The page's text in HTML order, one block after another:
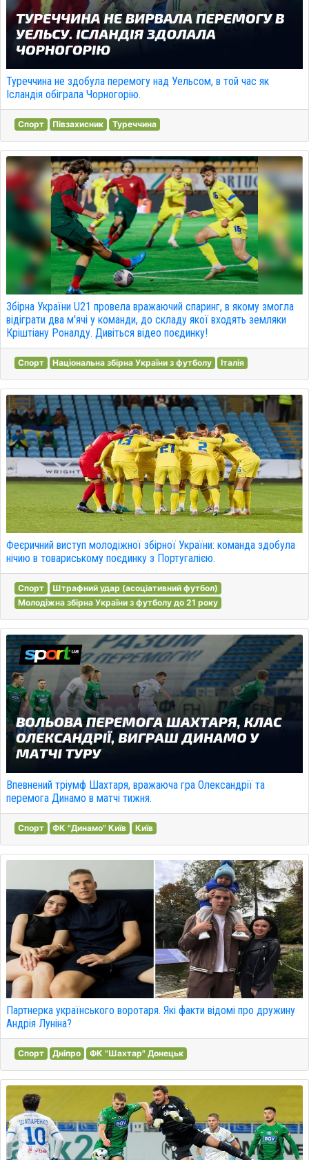
Туреччина не здобула перемогу над Уельсом, в той час як
Ісландія обіграла Чорногорію.
Спорт Півзахисник Туреччина
Збірна України U21 провела вражаючий спаринг, в якому змогла
відіграти два м'ячі у команди, до складу якої входять земляки
Кріштіану Роналду. Дивіться відео поєдинку!
Спорт Національна збірна України з футболу Італія
Феєричний виступ молодіжної збірної України: команда здобула
нічию в товариському поєдинку з Португалією.
Спорт
Штрафний удар (асоціативний футбол)
Молодіжна збірна України з футболу до 21 року
Впевнений тріумф Шахтаря, вражаюча гра Олександрії та
перемога Динамо в матчі тижня.
Спорт ФК "Динамо" Київ Київ
Партнерка українського воротаря. Які факти відомі про дружину
Андрія Луніна?
Спорт Дніпро ФК "Шахтар" Донецьк